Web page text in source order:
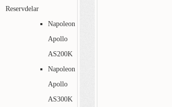
Reservdelar
Napoleon
Apollo
AS200K
Napoleon
Apollo
AS300K